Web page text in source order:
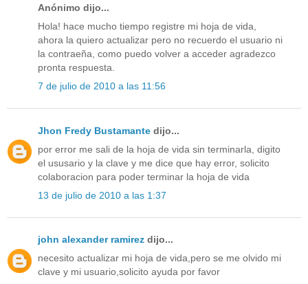
Anónimo dijo...
Hola! hace mucho tiempo registre mi hoja de vida,
ahora la quiero actualizar pero no recuerdo el usuario ni
la contraeña, como puedo volver a acceder agradezco
pronta respuesta.
7 de julio de 2010 a las 11:56
Jhon Fredy Bustamante dijo...
por error me sali de la hoja de vida sin terminarla, digito
el ususario y la clave y me dice que hay error, solicito
colaboracion para poder terminar la hoja de vida
13 de julio de 2010 a las 1:37
john alexander ramirez dijo...
necesito actualizar mi hoja de vida,pero se me olvido mi
clave y mi usuario,solicito ayuda por favor